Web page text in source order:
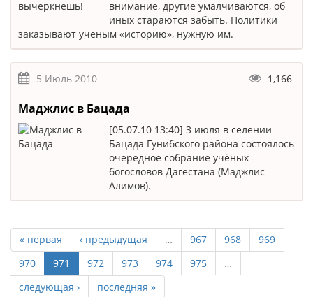
внимание, другие умалчиваются, об
иных стараются забыть. Политики
заказывают учёным «историю», нужную им.
5 Июль 2010 1,166
Маджлис в Бацада
[05.07.10 13:40] 3 июля в селении
Бацада Гунибского района состоялось
очередное собрание учёных -
богословов Дагестана (Маджлис
Алимов).
« первая ‹ предыдущая … 967 968
969
970
971 972 973 974 975
…
следующая ›
последняя »